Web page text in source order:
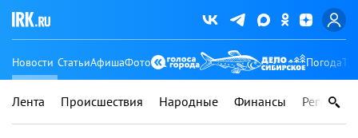
Новости СтатьиАфишаФото Погода
Лента Происшествия Народные Финансы Регионы